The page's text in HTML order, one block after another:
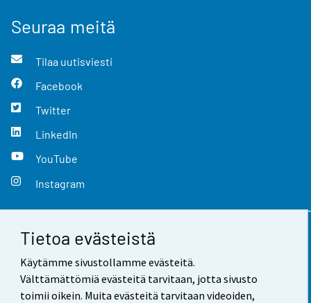
Tietoa evästeistä
Käytämme sivustollamme evästeitä.
Välttämättömiä evästeitä tarvitaan, jotta sivusto
toimii oikein. Muita evästeitä tarvitaan videoiden,
Seuraa meitä
Tilaa uutisviesti
Facebook
Twitter
LinkedIn
YouTube
Instagram
Yhteystiedot
Palaute
Käyttöehdot